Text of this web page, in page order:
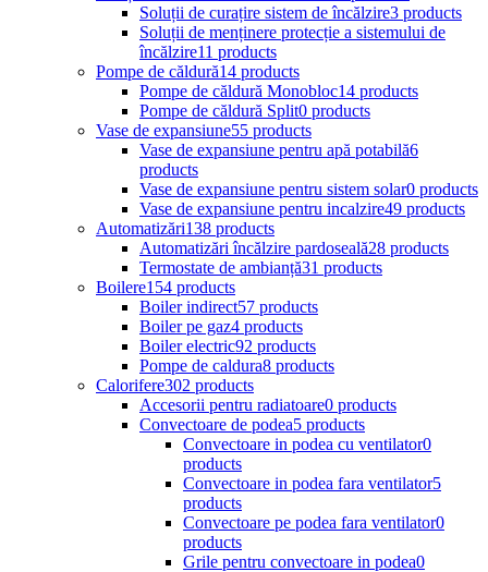
Soluții de curațire sistem de încălzire3 products
Soluții de menținere protecție a sistemului de
încălzire11 products
Pompe de căldură14 products
Pompe de căldură Monobloc14 products
Pompe de căldură Split0 products
Vase de expansiune55 products
Vase de expansiune pentru apă potabilă6
products
Vase de expansiune pentru sistem solar0 products
Vase de expansiune pentru incalzire49 products
Automatizări138 products
Automatizări încălzire pardoseală28 products
Termostate de ambianță31 products
Boilere154 products
Boiler indirect57 products
Boiler pe gaz4 products
Boiler electric92 products
Pompe de caldura8 products
Calorifere302 products
Accesorii pentru radiatoare0 products
Convectoare de podea5 products
Convectoare in podea cu ventilator0
products
Convectoare in podea fara ventilator5
products
Convectoare pe podea fara ventilator0
products
Grile pentru convectoare in podea0